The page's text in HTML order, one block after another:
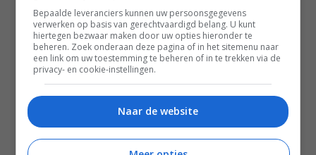
Shop Voedzaam Leven Ontbijtgids
Samenwerken
Zomer recepten
Salade recepten
Gezonde recepten
Meal prep recepten
Bepaalde leveranciers kunnen uw persoonsgegevens
verwerken op basis van gerechtvaardigd belang. U kunt
hiertegen bezwaar maken door uw opties hieronder te
beheren. Zoek onderaan deze pagina of in het sitemenu naar
een link om uw toestemming te beheren of in te trekken via de
privacy- en cookie-instellingen.
Naar de website